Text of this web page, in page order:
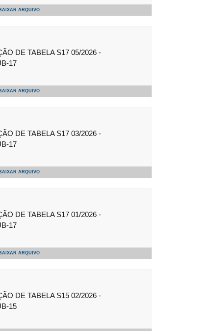
BAIXAR ARQUIVO
DE TABELA S17 05/2026 -
17
BAIXAR ARQUIVO
DE TABELA S17 03/2026 -
17
BAIXAR ARQUIVO
DE TABELA S17 01/2026 -
17
BAIXAR ARQUIVO
DE TABELA S15 02/2026 -
15